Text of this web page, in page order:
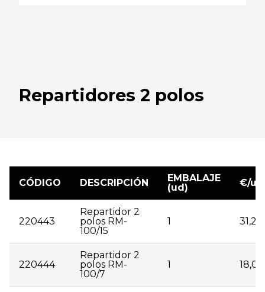
Repartidores 2 polos
CÓDIGO DESCRIPCIÓN
EMBALAJE
(ud)
€/ud
220443
Repartidor 2
polos RM-
100/15
1 31,28
220444
Repartidor 2
polos RM-
100/7
1 18,00